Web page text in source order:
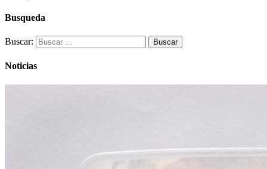
Busqueda
Buscar:
Noticias